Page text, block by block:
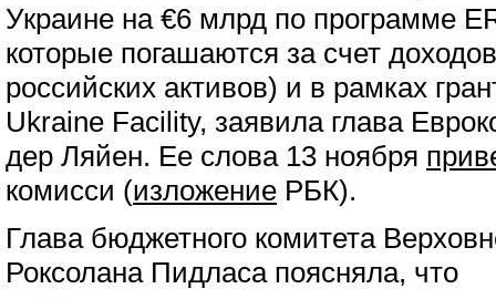
Украине на €6 млрд по программе
которые погашаются за счет
российских активов) и в рамках
Ukraine Facility, заявила глава
дер Ляйен. Ее слова 13 ноября
комисси (изложение РБК).
Глава бюджетного комитета
Роксолана Пидласа поясняла, что